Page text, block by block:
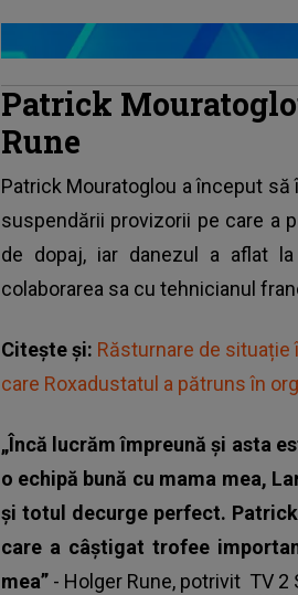
Patrick
Rune
Patrick Mouratoglou a început să
suspendării provizorii pe care a
de dopaj, iar danezul a aflat
colaborarea sa cu tehnicianul
Citește și: Răsturnare de situație
care Roxadustatul a pătruns în
„Încă lucrăm împreună și asta
o echipă bună cu mama mea,
și totul decurge perfect.
care a câștigat trofee
mea” - Holger Rune, potrivit TV 2